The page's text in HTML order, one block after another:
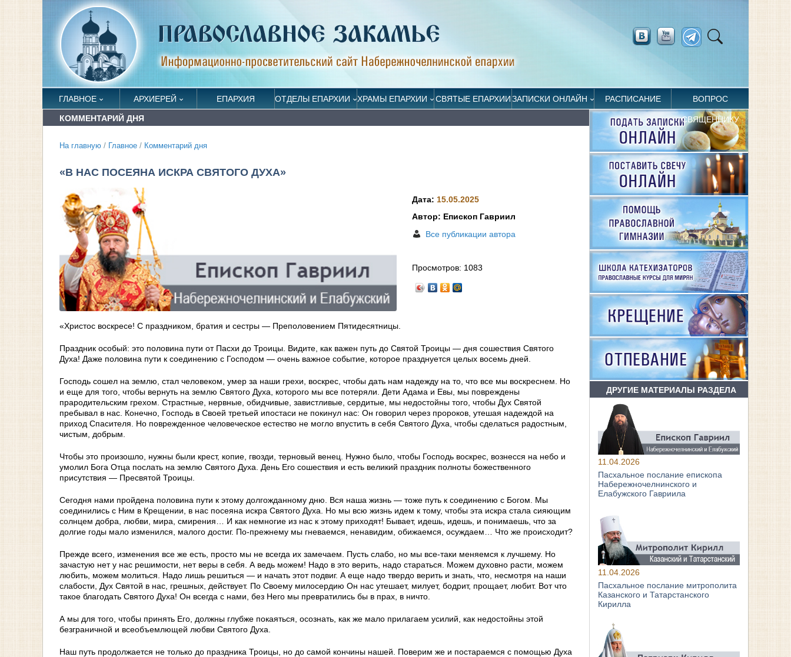
ГЛАВНОЕ АРХИЕРЕЙ ЕПАРХИЯ ОТДЕЛЫ ЕПАРХИИ ХРАМЫ ЕПАРХИИ СВЯТЫЕ ЕПАРХИИЗАПИСКИ ОНЛАЙН РАСПИСАНИЕ ВОПРОС
СВЯЩЕННИКУ
КОММЕНТАРИЙ ДНЯ
На главную / Главное / Комментарий дня
«В НАС ПОСЕЯНА ИСКРА СВЯТОГО ДУХА»
Дата: 15.05.2025
Автор: Епископ Гавриил
Все публикации автора
Просмотров: 1083
«Христос воскресе! С праздником, братия и сестры — Преполовением Пятидесятницы.
Праздник особый: это половина пути от Пасхи до Троицы. Видите, как важен путь до Святой Троицы — дня сошествия Святого
Духа! Даже половина пути к соединению с Господом — очень важное событие, которое празднуется целых восемь дней.
Господь сошел на землю, стал человеком, умер за наши грехи, воскрес, чтобы дать нам надежду на то, что все мы воскреснем. Но
и еще для того, чтобы вернуть на землю Святого Духа, которого мы все потеряли. Дети Адама и Евы, мы повреждены
прародительским грехом. Страстные, нервные, обидчивые, завистливые, сердитые, мы недостойны того, чтобы Дух Святой
пребывал в нас. Конечно, Господь в Своей третьей ипостаси не покинул нас: Он говорил через пророков, утешая надеждой на
приход Спасителя. Но поврежденное человеческое естество не могло впустить в себя Святого Духа, чтобы сделаться радостным,
чистым, добрым.
Чтобы это произошло, нужны были крест, копие, гвозди, терновый венец. Нужно было, чтобы Господь воскрес, вознесся на небо и
умолил Бога Отца послать на землю Святого Духа. День Его сошествия и есть великий праздник полноты божественного
присутствия — Пресвятой Троицы.
Сегодня нами пройдена половина пути к этому долгожданному дню. Вся наша жизнь — тоже путь к соединению с Богом. Мы
соединились с Ним в Крещении, в нас посеяна искра Святого Духа. Но мы всю жизнь идем к тому, чтобы эта искра стала сияющим
солнцем добра, любви, мира, смирения… И как немногие из нас к этому приходят! Бывает, идешь, идешь, и понимаешь, что за
долгие годы мало изменился, малого достиг. По-прежнему мы гневаемся, ненавидим, обижаемся, осуждаем… Что же происходит?
Прежде всего, изменения все же есть, просто мы не всегда их замечаем. Пусть слабо, но мы все-таки меняемся к лучшему. Но
зачастую нет у нас решимости, нет веры в себя. А ведь можем! Надо в это верить, надо стараться. Можем духовно расти, можем
любить, можем молиться. Надо лишь решиться — и начать этот подвиг. А еще надо твердо верить и знать, что, несмотря на наши
слабости, Дух Святой в нас, грешных, действует. По Своему милосердию Он нас утешает, милует, бодрит, прощает, любит. Вот что
такое благодать Святого Духа! Он всегда с нами, без Него мы превратились бы в прах, в ничто.
А мы для того, чтобы принять Его, должны глубже покаяться, осознать, как же мало прилагаем усилий, как недостойны этой
безграничной и всеобъемлющей любви Святого Духа.
Наш путь продолжается не только до праздника Троицы, но до самой кончины нашей. Поверим же и постараемся с помощью Духа
ДРУГИЕ МАТЕРИАЛЫ РАЗДЕЛА
11.04.2026
Пасхальное послание епископа
Набережночелнинского и
Елабужского Гавриила
11.04.2026
Пасхальное послание митрополита
Казанского и Татарстанского
Кирилла